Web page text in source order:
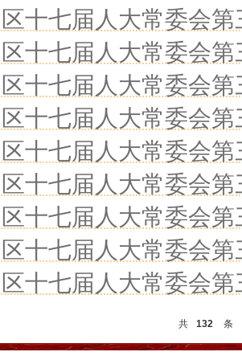
区十七届人大常委会
区十七届人大常委会
区十七届人大常委会
区十七届人大常委会
区十七届人大常委会
区十七届人大常委会
区十七届人大常委会
区十七届人大常委会
区十七届人大常委会
共 132 条